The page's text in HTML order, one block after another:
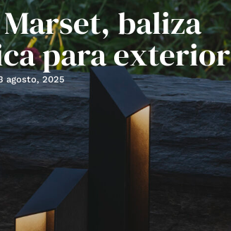
baliza
para exterior
agosto, 2025